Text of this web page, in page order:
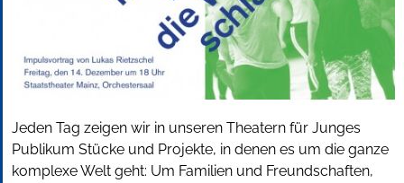
Jeden Tag zeigen wir in unseren Theatern für Junges
Publikum Stücke und Projekte, in denen es um die ganze
komplexe Welt geht: Um Familien und Freundschaften,